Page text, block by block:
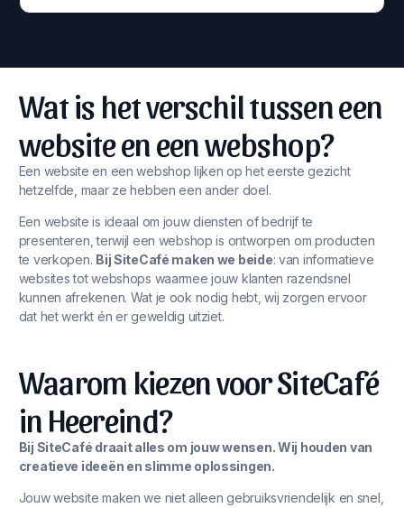
Wat is het verschil tussen een
website en een webshop?
Een website en een webshop lijken op het eerste gezicht
hetzelfde, maar ze hebben een ander doel.
Een website is ideaal om jouw diensten of bedrijf te
presenteren, terwijl een webshop is ontworpen om producten
te verkopen. Bij SiteCafé maken we beide: van informatieve
websites tot webshops waarmee jouw klanten razendsnel
kunnen afrekenen. Wat je ook nodig hebt, wij zorgen ervoor
dat het werkt én er geweldig uitziet.
Waarom kiezen voor SiteCafé
in Heereind?
Bij SiteCafé draait alles om jouw wensen. Wij houden van
creatieve ideeën en slimme oplossingen.
Jouw website maken we niet alleen gebruiksvriendelijk en snel,